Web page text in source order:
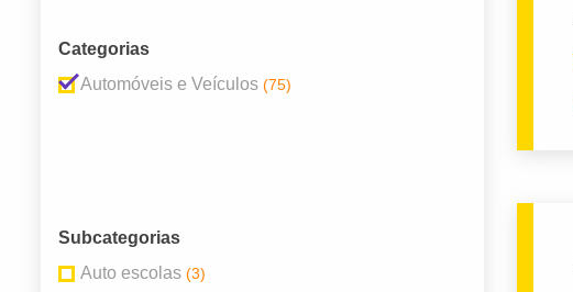
Categorias
Automóveis e Veículos (75)
Subcategorias
Auto escolas (3)